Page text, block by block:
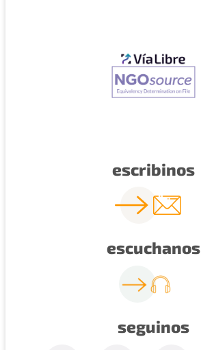
escribinos
escuchanos
seguinos